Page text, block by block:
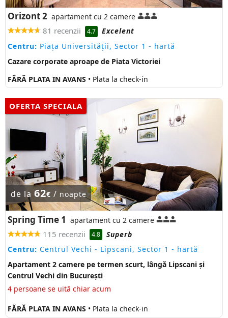
Orizont 2 apartament cu 2 camere
81 recenzii 4.7
Excelent
Centru: Piaţa Universităţii, Sector 1 - hartă
Cazare corporate aproape de Piata Victoriei
FĂRĂ PLATA IN AVANS • Plata la check-in
OFERTA SPECIALA
de la 62€ / noapte
Spring Time 1 apartament cu 2 camere
115 recenzii 4.8
Superb
Centru: Centrul Vechi - Lipscani, Sector 1 - hartă
Apartament 2 camere pe termen scurt, lângă Lipscani și
Centrul Vechi din București
4 persoane se uită chiar acum
FĂRĂ PLATA IN AVANS • Plata la check-in